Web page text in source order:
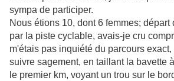
sympa de participer.
Nous étions 10, dont 6 femmes; départ
par la piste cyclable, avais-je cru
m'étais pas inquiété du parcours
suivre sagement, en taillant la bavette
le premier km, voyant un trou sur le